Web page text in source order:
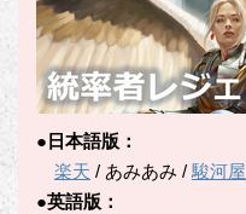
●日本語版：
楽天 / あみあみ /駿河屋
●英語版：